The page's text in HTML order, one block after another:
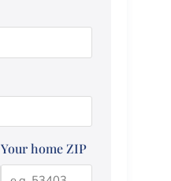
Your home ZIP